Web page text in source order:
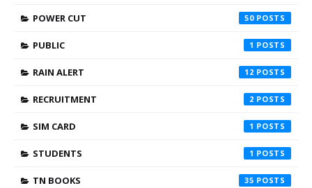
POWER CUT 50
PUBLIC 1
RAIN ALERT 12
RECRUITMENT 2
SIM CARD 1
STUDENTS 1
TN BOOKS 35